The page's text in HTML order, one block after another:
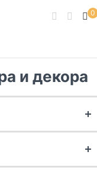
0
и декора